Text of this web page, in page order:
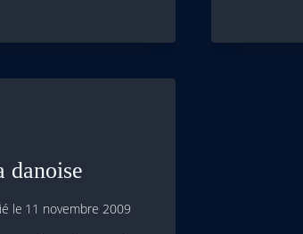
danoise
le 11 novembre 2009